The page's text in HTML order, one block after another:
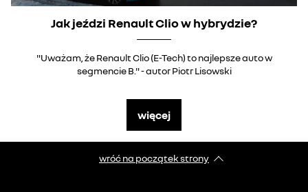
Jak jeździ Renault Clio w hybrydzie?
"Uważam, że Renault Clio (E-Tech) to najlepsze auto w
segmencie B." - autor Piotr Lisowski
więcej
wróć na początek strony